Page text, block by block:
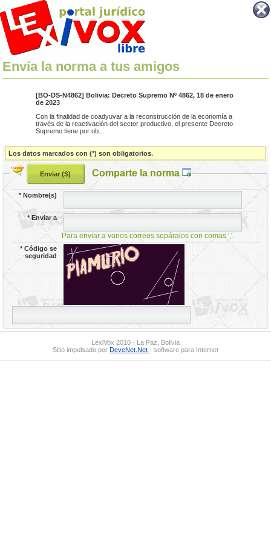
Envía la norma a tus amigos
[BO-DS-N4862] Bolivia: Decreto Supremo Nº 4862, 18 de enero
de 2023
Con la finalidad de coadyuvar a la reconstrucción de la economía a
través de la reactivación del sector productivo, el presente Decreto
Supremo tiene por ob...
Los datos marcados con (*) son obligatorios.
Comparte la norma
*Nombre(s)
*Enviar a
Para enviar a varios correos sepáralos con comas ','.
*Código se
seguridad
LexiVox 2010 - La Paz, Bolivia
Sitio impulsado por DeveNet.Net - software para Internet